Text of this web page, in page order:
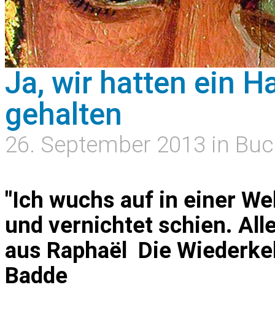
Ja, wir hatten ein
gehalten
26. September 2013 in
"Ich wuchs auf in einer
und vernichtet schien.
aus Raphaël  Die
Badde